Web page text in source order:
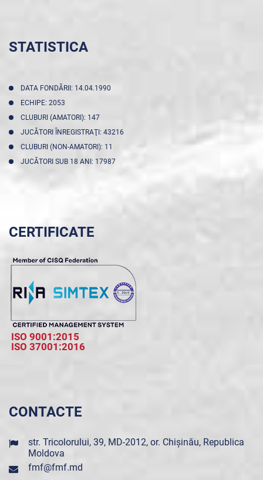
STATISTICA
DATA FONDĂRII: 14.04.1990
ECHIPE: 2053
CLUBURI (AMATORI): 147
JUCĂTORI ÎNREGISTRAŢI: 43216
CLUBURI (NON-AMATORI): 11
JUCĂTORI SUB 18 ANI: 17987
CERTIFICATE
ISO 9001:2015
ISO 37001:2016
CONTACTE
str. Tricolorului, 39, MD-2012, or. Chișinău, Republica
Moldova
fmf@fmf.md